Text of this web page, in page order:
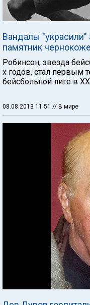
Вандалы
памятник
Робинсон, звезда
х годов, стал первым
бейсбольной лиге в
08.08.2013 11:51 // В мире